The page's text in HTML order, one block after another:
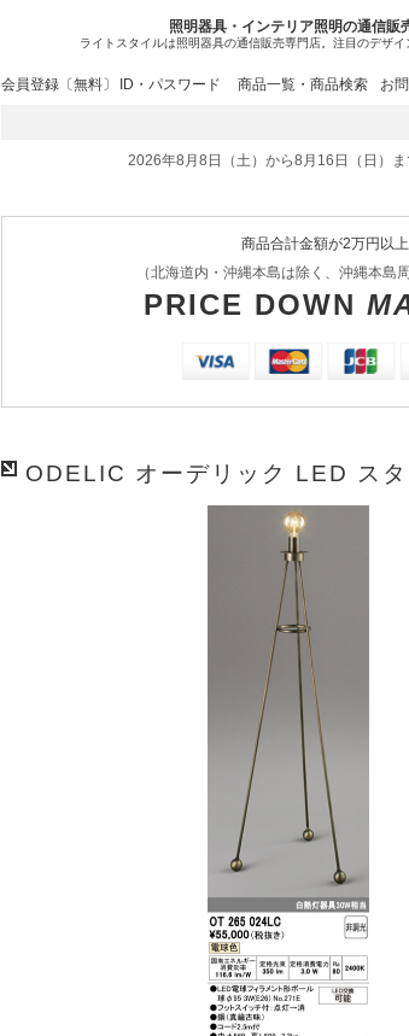
照明器具・インテリア照明の通信販
ライトスタイルは照明器具の通信販売専門店。注目のデザ
会員登録〔無料〕 ID・パスワード 商品一覧・商品検索 お
2026年8月8日（土）から8月16日（日）
商品合計金額が2万円以
（北海道内・沖縄本島は除く、沖縄本島
PRICE DOWN
ODELIC オーデリック LED ス